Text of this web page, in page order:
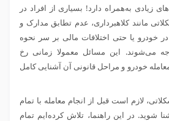
زیادی به‌همراه دارد! بسیاری از افراد در
مانند کلاهبرداری، عدم تطابق مدارک و
خودرو یا حتی اختلافات مالی بر سر نحوه
می‌شوند. این مسائل معمولا زمانی رخ
خودرو و مراحل قانونی آن آشنایی کامل
‌لازم است قبل از انجام معامله با تمام
شوید. در این راهنما، تلاش کرده‌ایم تمام